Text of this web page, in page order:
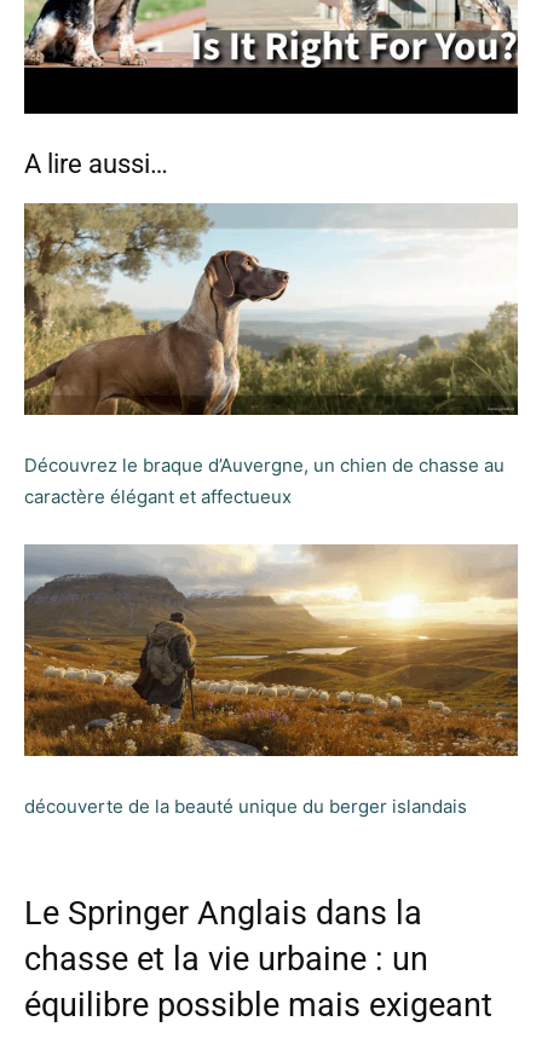
A lire aussi…
Découvrez le braque d’Auvergne, un chien de chasse au
caractère élégant et affectueux
découverte de la beauté unique du berger islandais
Le Springer Anglais dans la
chasse et la vie urbaine : un
équilibre possible mais exigeant